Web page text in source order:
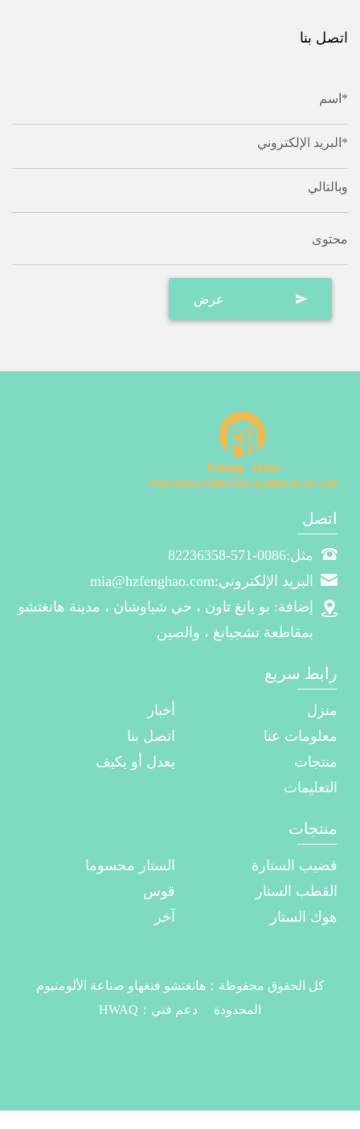
اتصل بنا
اسم*
البريد الإلكتروني*
وبالتالي
محتوى
اتصل
مثل:0086-571-82236358
البريد الإلكتروني:mia@hzfenghao.com
إضافة: بو يانغ تاون ، حي شياوشان ، مدينة هانغتشو
بمقاطعة تشجيانغ ، والصين
رابط سريع
منزل
أخبار
معلومات عنا
اتصل بنا
منتجات
يعدل أو يكيف
التعليمات
منتجات
قضيب الستارة
الستار محسوما
القطب الستار
قوس
هوك الستار
آخر
كل الحقوق محفوظة：هانغتشو فنغهاو صناعة الألومنيوم
المحدودة دعم فني： HWAQ